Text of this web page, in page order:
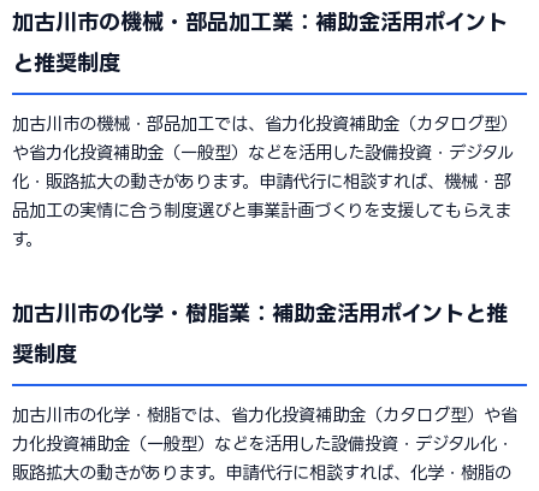
加古川市の機械・部品加工業：補助金活用ポイント
と推奨制度
加古川市の機械・部品加工では、省力化投資補助金（カタログ型）
や省力化投資補助金（一般型）などを活用した設備投資・デジタル
化・販路拡大の動きがあります。申請代行に相談すれば、機械・部
品加工の実情に合う制度選びと事業計画づくりを支援してもらえま
す。
加古川市の化学・樹脂業：補助金活用ポイントと推
奨制度
加古川市の化学・樹脂では、省力化投資補助金（カタログ型）や省
力化投資補助金（一般型）などを活用した設備投資・デジタル化・
販路拡大の動きがあります。申請代行に相談すれば、化学・樹脂の